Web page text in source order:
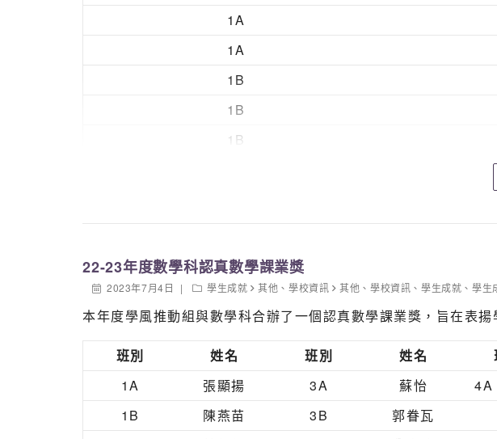
1A
1A
1B
1B
1B
2B
2B
2B
3A
3B
3B
4A
22-23年度數學科認真數學課業獎
2023年7月4日 學生成就 其他 、 學校資訊 其他 、學校資訊 、學生成就 、學生
本年度學風推動組與數學科合辦了一個認真數學課業獎，旨在表
班別 姓名 班別 姓名
1A
張顯揚 3A 蘇怡 4A
1B
陳燕苗 3B 郭眷瓦